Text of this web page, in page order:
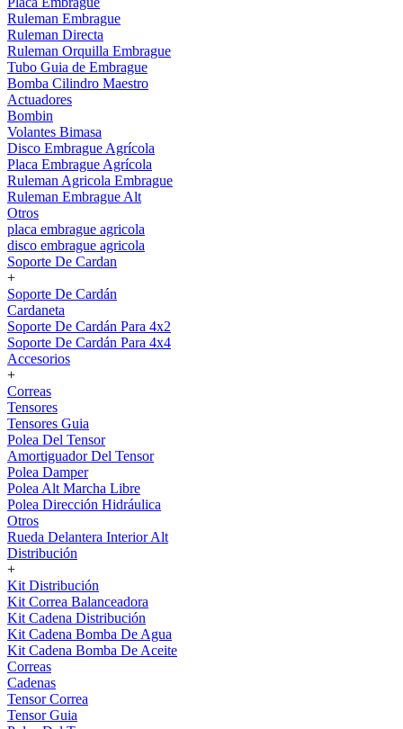
Ruleman Embrague
Ruleman Directa
Ruleman Orquilla Embrague
Tubo Guia de Embrague
Bomba Cilindro Maestro
Actuadores
Bombin
Volantes Bimasa
Disco Embrague Agrícola
Placa Embrague Agrícola
Ruleman Agricola Embrague
Ruleman Embrague Alt
Otros
placa embrague agricola
disco embrague agricola
Soporte De Cardan
+
Soporte De Cardán
Cardaneta
Soporte De Cardán Para 4x2
Soporte De Cardán Para 4x4
Accesorios
+
Correas
Tensores
Tensores Guia
Polea Del Tensor
Amortiguador Del Tensor
Polea Damper
Polea Alt Marcha Libre
Polea Dirección Hidráulica
Otros
Rueda Delantera Interior Alt
Distribución
+
Kit Distribución
Kit Correa Balanceadora
Kit Cadena Distribución
Kit Cadena Bomba De Agua
Kit Cadena Bomba De Aceite
Correas
Cadenas
Tensor Correa
Tensor Guia